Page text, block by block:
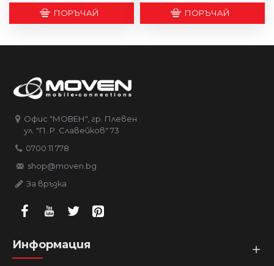
ПОРЪЧАЙ ПОРЪЧАЙ
Офис "МОВЕН", гр. Плевен
ул. "П. Р. Славейков" 73
0700 11 778
shop@moven.bg
За връзка
Информация